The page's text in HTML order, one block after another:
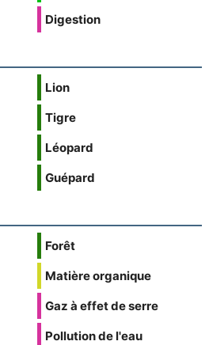
Digestion
Lion
Tigre
Léopard
Guépard
Forêt
Matière organique
Gaz à effet de serre
Pollution de l'eau